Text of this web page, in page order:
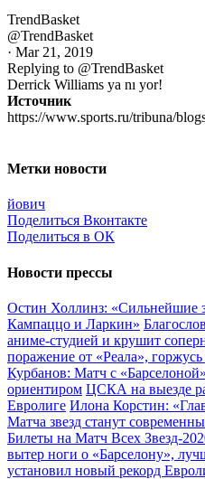
TrendBasket
@TrendBasket
· Mar 21, 2019
Replying to @TrendBasket
Derrick Williams ya nı yor!
Источник
https://www.sports.ru/tribuna/
Метки новости
йович
Поделиться Вконтакте
Поделиться в ОК
Новости прессы
Остин Холлинз:
Кампаццо и Ларкин»
аниме-студией и крушит
поражение от «Реала»,
Курбанов: Матч с
ориентиром ЦСКА на выезде
Евролиге Илона Корстин:
Матча звезд станут
Билеты на Матч Всех Звезд-
вытер ноги о «Барселону»,
установил новый рекорд